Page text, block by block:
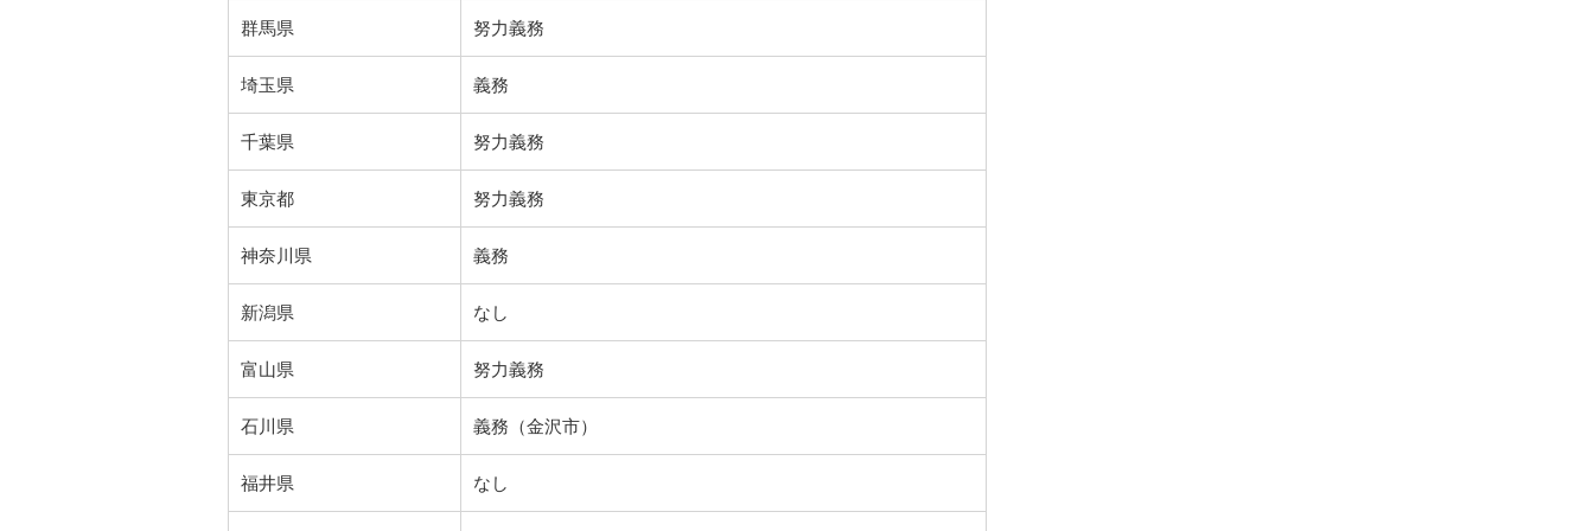
群馬県 努力義務
埼玉県 義務
千葉県 努力義務
東京都 努力義務
神奈川県 義務
新潟県 なし
富山県 努力義務
石川県 義務（金沢市）
福井県 なし